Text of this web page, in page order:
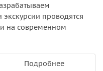
проводятся
на современном
Подробнее